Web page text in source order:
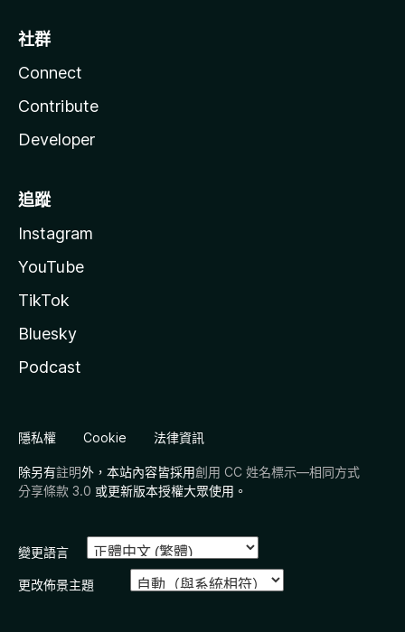
社群
Connect
Contribute
Developer
追蹤
Instagram
YouTube
TikTok
Bluesky
Podcast
隱私權 Cookie 法律資訊
除另有註明外，本站內容皆採用創用 CC 姓名標示—相同方式
分享條款 3.0 或更新版本授權大眾使用。
變更語言
更改佈景主題